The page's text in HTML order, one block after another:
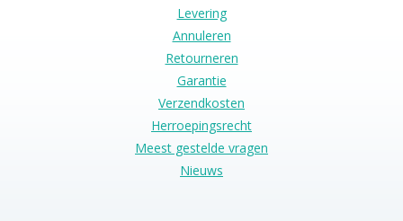
Levering
Annuleren
Retourneren
Garantie
Verzendkosten
Herroepingsrecht
Meest gestelde vragen
Nieuws